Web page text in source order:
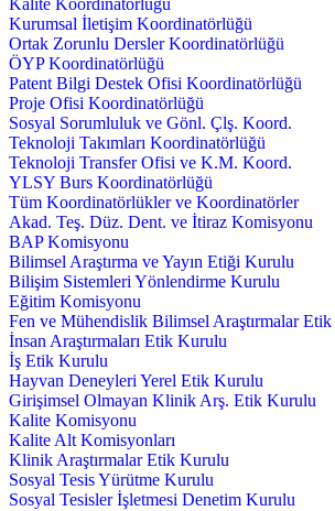
Kalite Koordinatörlüğü
Kurumsal İletişim Koordinatörlüğü
Ortak Zorunlu Dersler Koordinatörlüğü
ÖYP Koordinatörlüğü
Patent Bilgi Destek Ofisi Koordinatörlüğü
Proje Ofisi Koordinatörlüğü
Sosyal Sorumluluk ve Gönl. Çlş. Koord.
Teknoloji Takımları Koordinatörlüğü
Teknoloji Transfer Ofisi ve K.M. Koord.
YLSY Burs Koordinatörlüğü
Tüm Koordinatörlükler ve Koordinatörler
Akad. Teş. Düz. Dent. ve İtiraz Komisyonu
BAP Komisyonu
Bilimsel Araştırma ve Yayın Etiği Kurulu
Bilişim Sistemleri Yönlendirme Kurulu
Eğitim Komisyonu
Fen ve Mühendislik Bilimsel Araştırmalar
İnsan Araştırmaları Etik Kurulu
İş Etik Kurulu
Hayvan Deneyleri Yerel Etik Kurulu
Girişimsel Olmayan Klinik Arş. Etik Kurulu
Kalite Komisyonu
Kalite Alt Komisyonları
Klinik Araştırmalar Etik Kurulu
Sosyal Tesis Yürütme Kurulu
Sosyal Tesisler İşletmesi Denetim Kurulu